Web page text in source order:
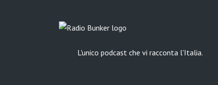
L'unico podcast che vi racconta l'Italia.